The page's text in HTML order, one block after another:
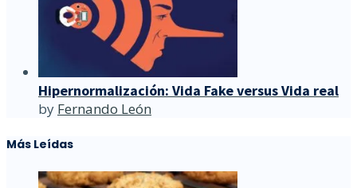
Hipernormalización: Vida Fake versus Vida real
by Fernando León
Más Leídas